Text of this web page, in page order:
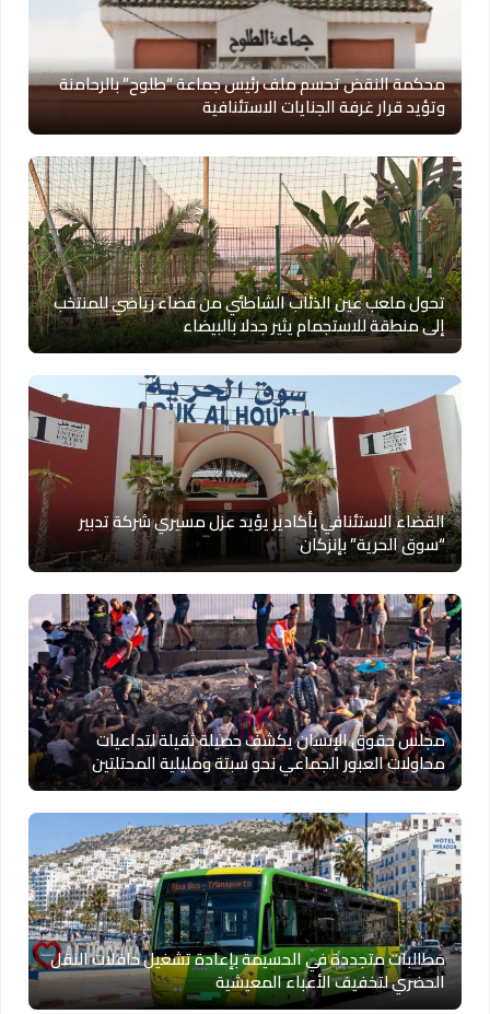
محكمة النقض تحسم ملف رئيس جماعة “طلوح” بالرحامنة
وتؤيد قرار غرفة الجنايات الاستئنافية
تحول ملعب عين الذئاب الشاطئي من فضاء رياضي للمنتخب
إلى منطقة للاستجمام يثير جدلا بالبيضاء
القضاء الاستئنافي بأكادير يؤيد عزل مسيري شركة تدبير
“سوق الحرية” بإنزكان
مجلس حقوق الإنسان يكشف حصيلة ثقيلة لتداعيات
محاولات العبور الجماعي نحو سبتة ومليلية المحتلتين
مطالبات متجددة في الحسيمة بإعادة تشغيل حافلات النقل
الحضري لتخفيف الأعباء المعيشية